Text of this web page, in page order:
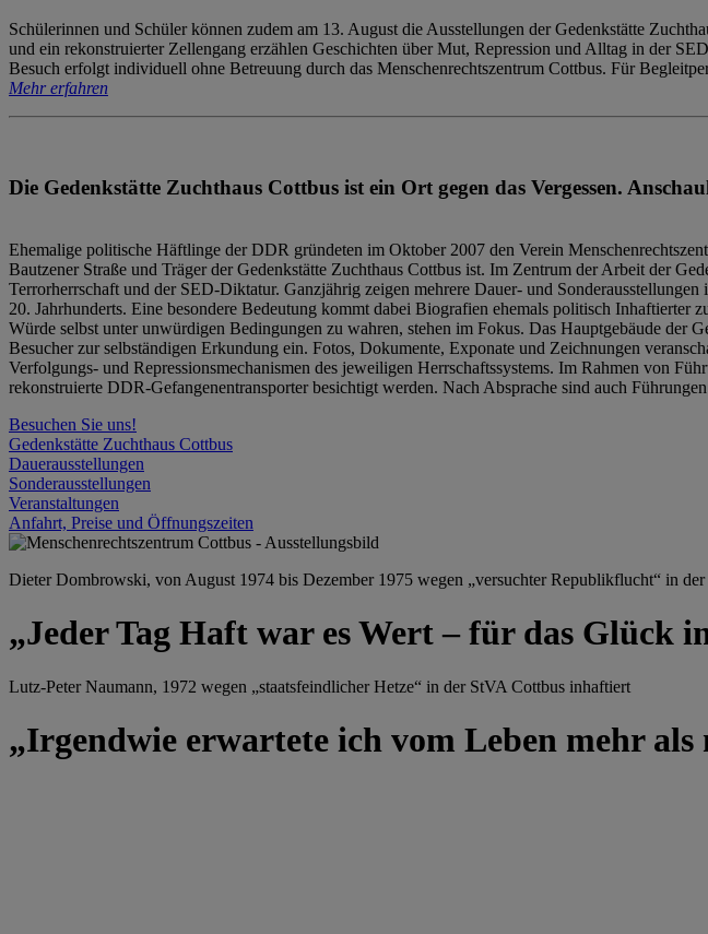
Schülerinnen und Schüler können zudem am 13. August die Ausstellungen der Gedenkstätte
und ein rekonstruierter Zellengang erzählen Geschichten über Mut, Repression und Alltag in der
Besuch erfolgt individuell ohne Betreuung durch das Menschenrechtszentrum Cottbus. Für
Mehr erfahren
Die Gedenkstätte Zuchthaus Cottbus ist ein Ort gegen das Vergessen.
Ehemalige politische Häftlinge der DDR gründeten im Oktober 2007 den Verein
Bautzener Straße und Träger der Gedenkstätte Zuchthaus Cottbus ist. Im Zentrum der Arbeit der
Terrorherrschaft und der SED-Diktatur. Ganzjährig zeigen mehrere Dauer- und
20. Jahrhunderts. Eine besondere Bedeutung kommt dabei Biografien ehemals politisch
Würde selbst unter unwürdigen Bedingungen zu wahren, stehen im Fokus. Das Hauptgebäude der
Besucher zur selbständigen Erkundung ein. Fotos, Dokumente, Exponate und Zeichnungen
Verfolgungs- und Repressionsmechanismen des jeweiligen Herrschaftssystems. Im Rahmen von
rekonstruierte DDR-Gefangenentransporter besichtigt werden. Nach Absprache sind auch
Besuchen Sie uns!
Gedenkstätte Zuchthaus Cottbus
Dauerausstellungen
Sonderausstellungen
Veranstaltungen
Anfahrt, Preise und Öffnungszeiten
Dieter Dombrowski, von August 1974 bis Dezember 1975 wegen „versuchter Republikflucht“ in
„Jeder Tag Haft war es Wert – für das Glück
Lutz-Peter Naumann, 1972 wegen „staatsfeindlicher Hetze“ in der StVA Cottbus inhaftiert
„Irgendwie erwartete ich vom Leben mehr